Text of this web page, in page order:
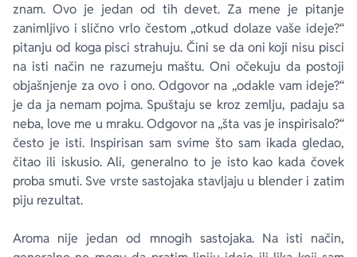
znam. Ovo je jedan od tih devet. Za mene je pitanje
zanimljivo i slično vrlo čestom „otkud dolaze vaše ideje?“
pitanju od koga pisci strahuju. Čini se da oni koji nisu pisci
na isti način ne razumeju maštu. Oni očekuju da postoji
objašnjenje za ovo i ono. Odgovor na „odakle vam ideje?“
je da ja nemam pojma. Spuštaju se kroz zemlju, padaju sa
neba, love me u mraku. Odgovor na „šta vas je inspirisalo?“
često je isti. Inspirisan sam svime što sam ikada gledao,
čitao ili iskusio. Ali, generalno to je isto kao kada čovek
proba smuti. Sve vrste sastojaka stavljaju u blender i zatim
piju rezultat.
Aroma nije jedan od mnogih sastojaka. Na isti način,